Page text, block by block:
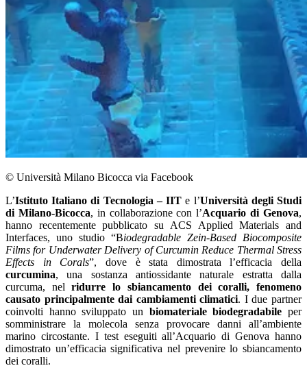
© Università Milano Bicocca via Facebook
L’Istituto Italiano di Tecnologia – IITe l’Università degli Studi
di Milano-Bicocca, in collaborazione con l’Acquario di Genova,
hanno recentemente pubblicato su ACS Applied Materials and
Interfaces, uno studio “Biodegradable Zein-Based Biocomposite
Films for Underwater Delivery of Curcumin Reduce Thermal Stress
Effects in Corals”, dove è stata dimostrata l’efficacia della
curcumina, una sostanza antiossidante naturale estratta dalla
curcuma, nelridurre lo sbiancamento dei coralli, fenomeno
causato principalmente dai cambiamenti climatici. I due partner
coinvolti hanno sviluppato un biomateriale biodegradabile per
somministrare la molecola senza provocare danni all’ambiente
marino circostante. I test eseguiti all’Acquario di Genova hanno
dimostrato un’efficacia significativa nel prevenire lo sbiancamento
dei coralli.